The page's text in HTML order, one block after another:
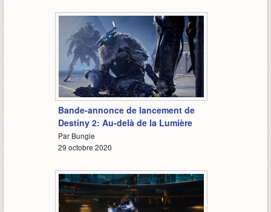
2:40
Bande-annonce de lancement de
Destiny 2: Au-delà de la Lumière
Par Bungie
29 octobre 2020